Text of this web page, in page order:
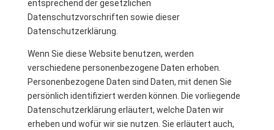
entsprechend der gesetzlichen
Datenschutzvorschriften sowie dieser
Datenschutzerklärung.
Wenn Sie diese Website benutzen, werden
verschiedene personenbezogene Daten erhoben.
Personenbezogene Daten sind Daten, mit denen Sie
persönlich identifiziert werden können. Die vorliegende
Datenschutzerklärung erläutert, welche Daten wir
erheben und wofür wir sie nutzen. Sie erläutert auch,